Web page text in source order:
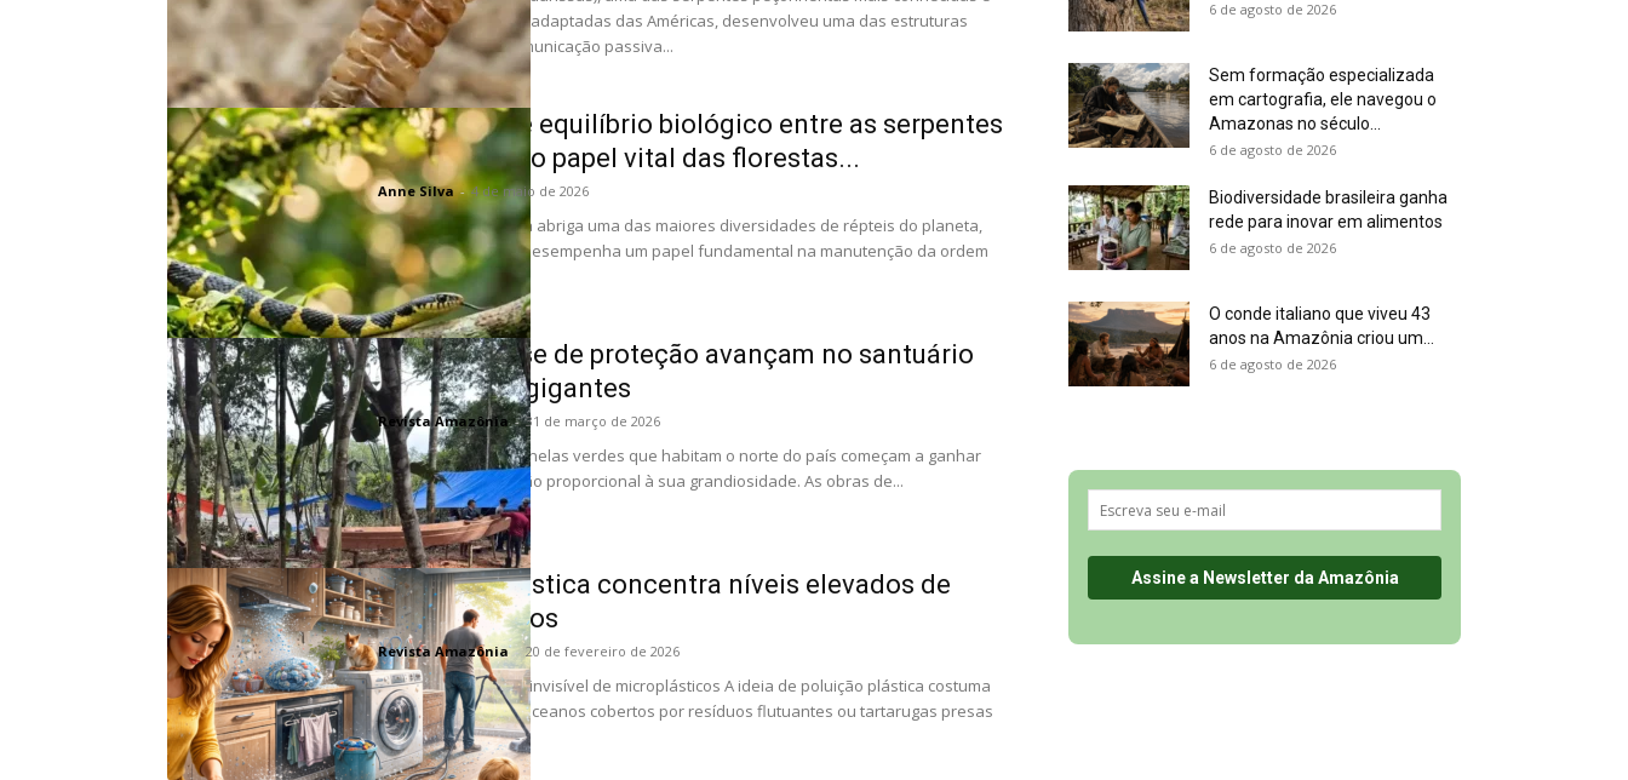
biogeograficamente adaptadas das Américas, desenvolveu uma das estruturas
anatômicas e de comunicação passiva...
O fascinante equilíbrio biológico entre as serpentes
brasileiras e o papel vital das florestas...
Anne Silva - 4 de maio de 2026
A natureza brasileira abriga uma das maiores diversidades de répteis do planeta,
onde cada espécie desempenha um papel fundamental na manutenção da ordem
biológica....
Obras da base de proteção avançam no santuário
das árvores gigantes
Revista Amazônia - 31 de março de 2026
As imponentes sentinelas verdes que habitam o norte do país começam a ganhar
uma rede de proteção proporcional à sua grandiosidade. As obras de...
Poeira doméstica concentra níveis elevados de
microplásticos
Revista Amazônia - 20 de fevereiro de 2026
A casa como fábrica invisível de microplásticos A ideia de poluição plástica costuma
evocar imagens de oceanos cobertos por resíduos flutuantes ou tartarugas presas
em...
6 de agosto de 2026
Sem formação especializada
em cartografia, ele navegou o
Amazonas no século...
6 de agosto de 2026
Biodiversidade brasileira ganha
rede para inovar em alimentos
6 de agosto de 2026
O conde italiano que viveu 43
anos na Amazônia criou um...
6 de agosto de 2026